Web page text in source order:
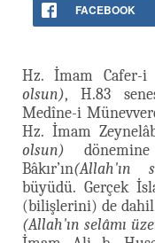
FACEBOOK
Hz. İmam Cafer-i
olsun), H.83
Medîne-i
Hz. İmam
olsun)
Bâkır’ın(Allah'ın
büyüdü. Gerçek
(bilişlerini) de
(Allah'ın selâmı